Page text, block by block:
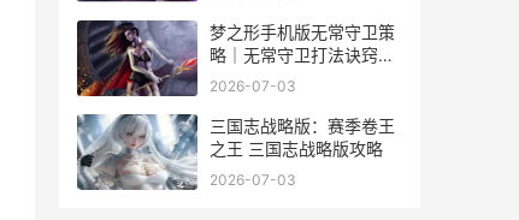
梦之形手机版无常守卫策
略｜无常守卫打法诀窍和
弱点解析 梦之行者
2026-07-03
三国志战略版：赛季卷王
之王 三国志战略版攻略
2026-07-03